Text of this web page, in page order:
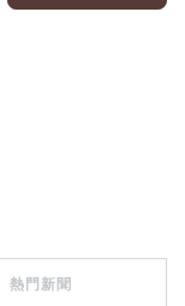
熱門新聞